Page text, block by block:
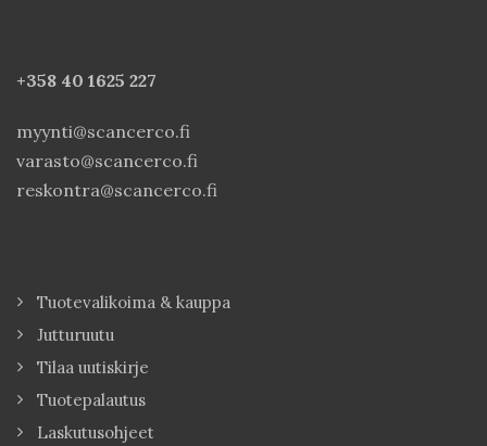
+358 40 1625 227
myynti@scancerco.fi
varasto@scancerco.fi
reskontra@scancerco.fi
Tuotevalikoima & kauppa
Jutturuutu
Tilaa uutiskirje
Tuotepalautus
Laskutusohjeet